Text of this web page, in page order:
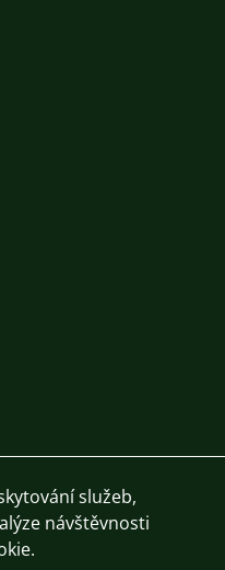
služeb,
návštěvnosti